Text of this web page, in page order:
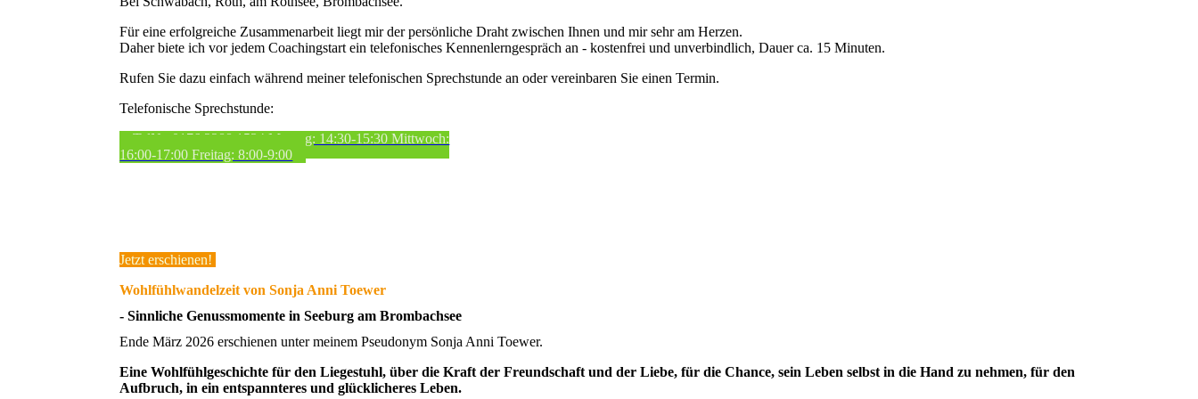
Für eine erfolgreiche Zusammenarbeit liegt mir der persönliche Draht zwischen Ihnen und mir sehr am Herzen.
Daher biete ich vor jedem Coachingstart ein telefonisches Kennenlerngespräch an - kostenfrei und unverbindlich, Dauer ca. 15 Minuten.
Rufen Sie dazu einfach während meiner telefonischen Sprechstunde an oder vereinbaren Sie einen Termin.
Telefonische Sprechstunde:
TelNr. 0176 2288 1534 Montag: 14:30-15:30 Mittwoch:
16:00-17:00 Freitag: 8:00-9:00
Jetzt erschienen!
Wohlfühlwandelzeit von Sonja Anni Toewer
- Sinnliche Genussmomente in Seeburg am Brombachsee
Ende März 2026 erschienen unter meinem Pseudonym Sonja Anni Toewer.
Eine Wohlfühlgeschichte für den Liegestuhl, über die Kraft der Freundschaft und der Liebe, für die Chance, sein Leben selbst in die Hand zu nehmen, für den
Aufbruch, in ein entspannteres und glücklicheres Leben.